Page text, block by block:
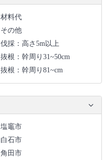
材料代
その他
伐採：高さ5m以上
抜根：幹周り31~50cm
抜根：幹周り81~cm
塩竈市
白石市
角田市